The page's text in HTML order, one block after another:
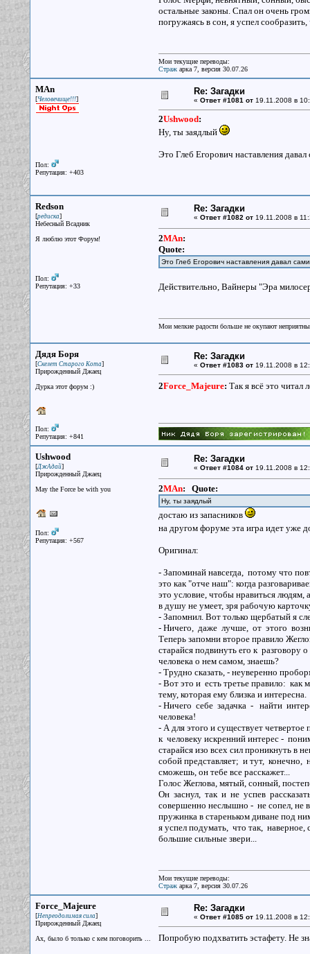
остальные законы. Спал он очень
погружаясь в сон, я успел
Мои текущие переводы:
Стражарка 7, версия 30.07.26
MAn
[Человечище!!!]
Пол:
Репутация: +403
Re: Загадки
« Ответ #1081 от19.11.2008 в
2Ushwood:
Ну, ты заядлый
Это Глеб Егорович наставления давал
Redson
[редиска]
Небесный Всадник
Я люблю этот Форум!
Пол:
Репутация: +33
Re: Загадки
« Ответ #1082 от19.11.2008 в
2MAn:
Quote:
Это Глеб Егорович наставления давал
Действительно, Вайнеры "Эра
Мои мелкие радости больше не окупают
Дядя Боря
[Скелет Старого Кота]
Прирожденный Джаец
Дурка этот форум :)
Пол:
Репутация: +841
Re: Загадки
« Ответ #1083 от19.11.2008 в
2Force_Majeure: Так я всё это читал
Ushwood
[ДжАдай]
Прирожденный Джаец
May the Force be with you
Пол:
Репутация: +567
Re: Загадки
« Ответ #1084 от19.11.2008 в
2MAn: Quote:
Ну, ты заядлый
достаю из запасников
на другом форуме эта игра идет уже
Оригинал:
- Запоминай навсегда, потому что
это как "отче наш": когда
это условие, чтобы нравиться людям,
в душу не умеет, зря рабочую
- Запомнил. Вот только щербатый я
- Ничего, даже лучше, от этого
Теперь запомни второе правило
старайся подвинуть его к разговору
человека о нем самом, знаешь?
- Трудно сказать, - неуверенно
- Вот это и есть третье правило: как
тему, которая ему близка и интересна.
- Ничего себе задачка - найти
человека!
- А для этого и существует
к человеку искренний интерес -
старайся изо всех сил проникнуть в
собой представляет; и тут, конечно,
сможешь, он тебе все расскажет...
Голос Жеглова, мятый, сонный,
Он заснул, так и не успев
совершенно неслышно - не сопел, не
пружинка в стареньком диване под
я успел подумать, что так, наверное,
большие сильные звери...
Мои текущие переводы:
Стражарка 7, версия 30.07.26
Force_Majeure
[Непреодолимая сила]
Прирожденный Джаец
Ах, было б только с кем поговорить ...
Re: Загадки
« Ответ #1085 от19.11.2008 в
Попробую подхватить эстафету. Не